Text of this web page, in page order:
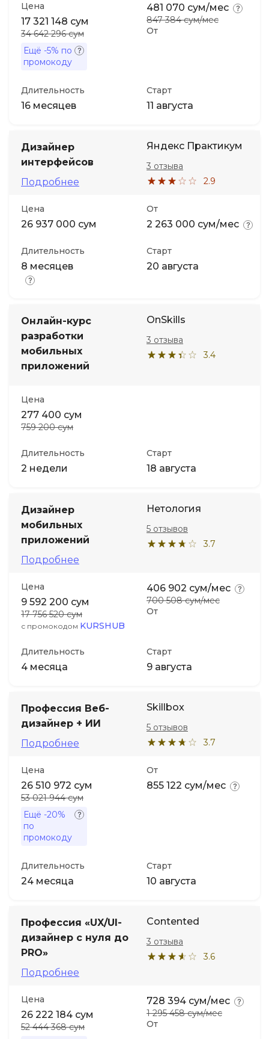
Цена
17 321 148 сум
34 642 296 сум
Ещё -5% по
промокоду
От
481 070 сум/мес
847 384 сум/мес
Длительность
16 месяцев
Старт
11 августа
Дизайнер
интерфейсов
Подробнее
Яндекс Практикум
2.9
3 отзыва
Цена
26 937 000 сум
От
2 263 000 сум/мес
Длительность
8 месяцев
Старт
20 августа
Онлайн-курс
разработки
мобильных
приложений
OnSkills
3.4
3 отзыва
Цена
277 400 сум
759 200 сум
Длительность
2 недели
Старт
18 августа
Дизайнер
мобильных
приложений
Подробнее
Нетология
3.7
5 отзывов
Цена
9 592 200 сум
17 756 520 сум
с промокодом KURSHUB
От
406 902 сум/мес
700 508 сум/мес
Длительность
4 месяца
Старт
9 августа
Профессия Веб-
дизайнер + ИИ
Подробнее
Skillbox
3.7
5 отзывов
Цена
26 510 972 сум
53 021 944 сум
Ещё -20%
по
промокоду
От
855 122 сум/мес
Длительность
24 месяца
Старт
10 августа
Профессия «UX/UI-
дизайнер с нуля до
PRO»
Подробнее
Contented
3.6
3 отзыва
Цена
26 222 184 сум
52 444 368 сум
От
728 394 сум/мес
1 295 458 сум/мес